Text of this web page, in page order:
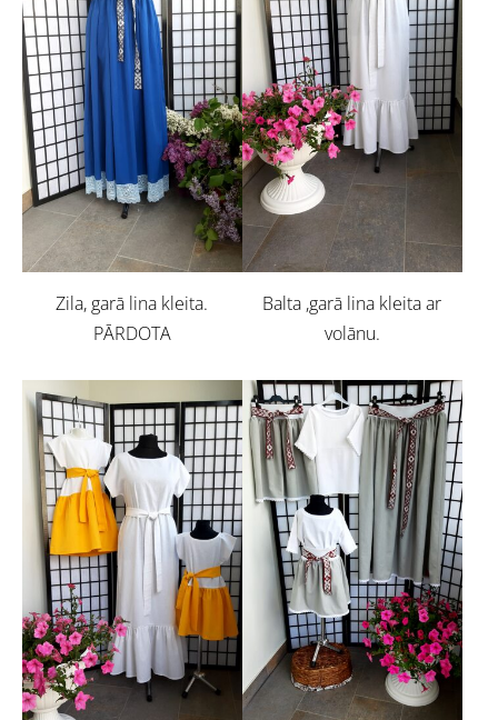
Zila, garā lina kleita.
PĀRDOTA
Balta ,garā lina kleita ar
volānu.